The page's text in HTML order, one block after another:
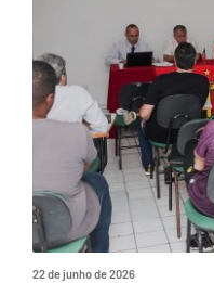
22 de junho de 2026